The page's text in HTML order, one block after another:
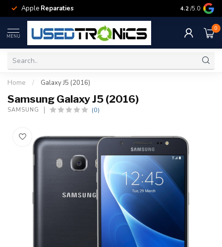
Apple Reparaties Samsung
4.2 /5.0
MENU
0
Home / Galaxy J5 (2016)
Samsung Galaxy J5 (2016)
SAMSUNG (0)